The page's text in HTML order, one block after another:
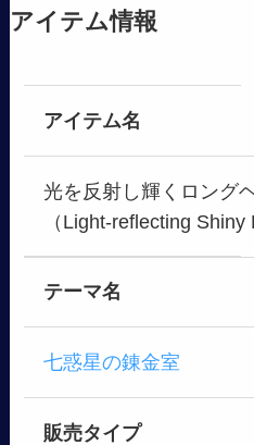
アイテム情報
アイテム名
光を反射し輝くロング
（Light-reflecting Shiny
テーマ名
七惑星の錬金室
販売タイプ